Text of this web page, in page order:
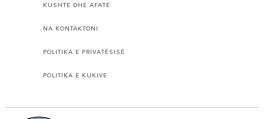
KUSHTE DHE AFATE
NA KONTAKTONI
POLITIKA E PRIVATËSISË
POLITIKA E KUKIVE